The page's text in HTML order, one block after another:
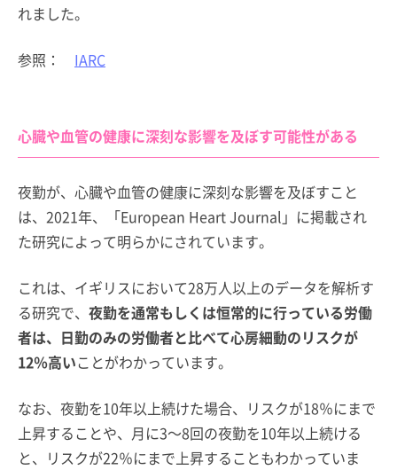
れました。
参照： IARC
心臓や血管の健康に深刻な影響を及ぼす可能性がある
夜勤が、心臓や血管の健康に深刻な影響を及ぼすこと
は、2021年、「European Heart Journal」に掲載され
た研究によって明らかにされています。
これは、イギリスにおいて28万人以上のデータを解析す
る研究で、 夜勤を通常もしくは恒常的に行っている労働
者は、日勤のみの労働者と比べて心房細動のリスクが
12％高いことがわかっています。
なお、夜勤を10年以上続けた場合、リスクが18％にまで
上昇することや、月に3～8回の夜勤を10年以上続ける
と、リスクが22％にまで上昇することもわかっていま